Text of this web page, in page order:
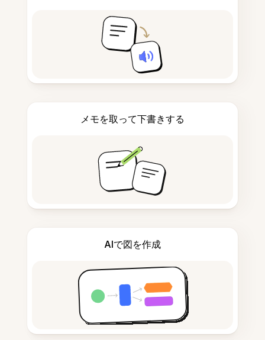
メモを取って下書きする
AIで図を作成